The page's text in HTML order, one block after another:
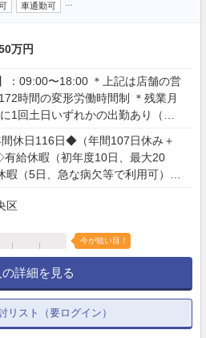
車通勤可
万円
：09:00〜18:00 ＊上記は店舗の営
時間の変形労働時間制 ＊残業月
1回土日いずれかの出勤あり（姉
休日116日◆（年間107日休み＋
給休暇（初年度10日、最大20
（5日、急な病欠等で利用可）◇
（年次有給休暇とは別に5日／
）◇災害時の特別休暇（7日以内）
9日／年間）
区
今が狙い目！
詳細を見る
リスト（要ログイン）